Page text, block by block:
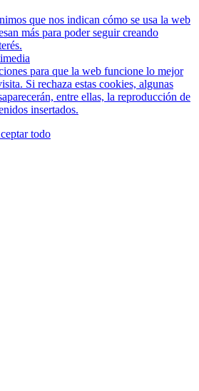
que nos indican cómo se usa la web
más para poder seguir creando
para que la web funcione lo mejor
Si rechaza estas cookies, algunas
entre ellas, la reproducción de
insertados.
todo